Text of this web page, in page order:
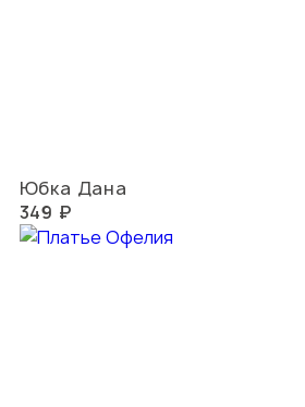
Юбка Дана
349 ₽